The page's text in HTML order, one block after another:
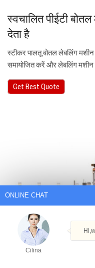
स्वचालित पीईटी
देता है
स्टीकर पालतू बोतल लेबलिंग मशीन
समायोजित करें और लेबलिंग
Get Best Quote
Cilina